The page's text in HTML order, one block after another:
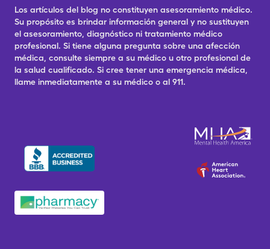
Los artículos del blog no constituyen asesoramiento médico.
Su propósito es brindar información general y no sustituyen
el asesoramiento, diagnóstico ni tratamiento médico
profesional. Si tiene alguna pregunta sobre una afección
médica, consulte siempre a su médico u otro profesional de
la salud cualificado. Si cree tener una emergencia médica,
llame inmediatamente a su médico o al 911.